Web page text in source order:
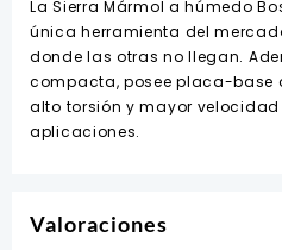
La Sierra Mármol a húmedo
única herramienta del
donde las otras no llegan.
compacta, posee placa-base
alto torsión y mayor
aplicaciones.
Valoraciones